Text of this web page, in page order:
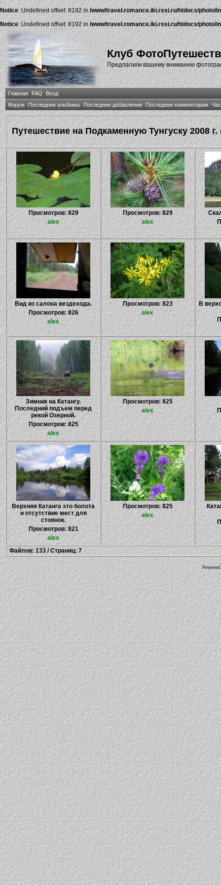
Notice: Undefined offset: 8192 in /www/travel.romance.iki.rssi.ru/htdocs/photo/
Notice: Undefined offset: 8192 in/www/travel.romance.iki.rssi.ru/htdocs/photo/
Клуб
Предлагаем вашему вниманию
Главная FAQ
Вход
Форум
Последние альбомы Последние добавления Последние комментарии
Путешествие на Подкаменную Тунгуску 2008
Просмотров: 829
alex
Просмотров: 829
alex
Вид из салона вездехода.
Просмотров: 826
alex
Просмотров: 823
alex
В
Зимник на Катангу.
Последний подъем перед
рекой Озерной.
Просмотров: 825
alex
Просмотров: 825
alex
Верхняя Катанга это болота
и отсутствие мест для
стоянок.
Просмотров: 821
alex
Просмотров: 825
alex
Файлов: 133 / Страниц: 7